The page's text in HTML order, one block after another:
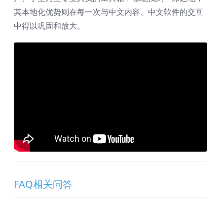
其本地化优势则在每一次与中文内容、中文软件的交互
中得以巩固和放大。
FAQ相关问答